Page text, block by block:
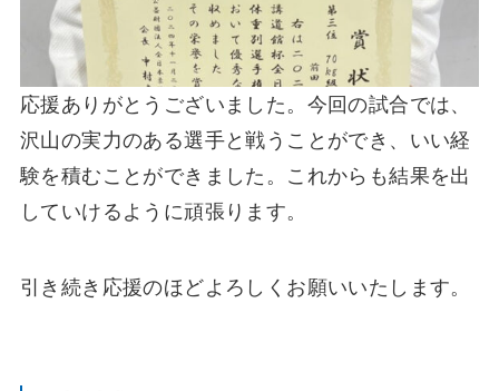
応援ありがとうございました。今回の試合では、
沢山の実力のある選手と戦うことができ、いい経
験を積むことができました。これからも結果を出
していけるように頑張ります。
引き続き応援のほどよろしくお願いいたします。